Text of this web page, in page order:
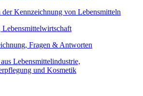
der Kennzeichnung von Lebensmitteln
Lebensmittelwirtschaft
Fragen & Antworten
Lebensmittelindustrie,
und Kosmetik